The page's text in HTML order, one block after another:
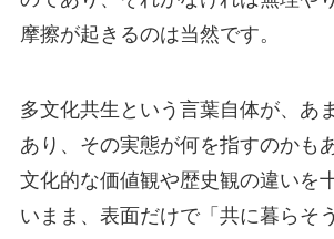
摩擦が起きるのは当然です。
多文化共生という言葉自体が、あ
あり、その実態が何を指すのかも
文化的な価値観や歴史観の違いを
いまま、表面だけで「共に暮らそ